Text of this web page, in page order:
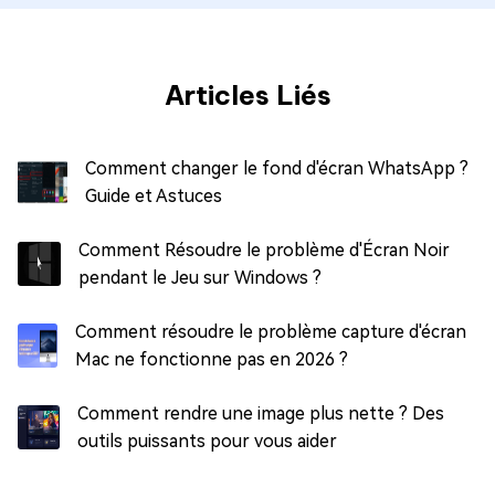
Articles Liés
Comment changer le fond d'écran WhatsApp ?
Guide et Astuces
Comment Résoudre le problème d'Écran Noir
pendant le Jeu sur Windows ?
Comment résoudre le problème capture d'écran
Mac ne fonctionne pas en 2026 ?
Comment rendre une image plus nette ? Des
outils puissants pour vous aider